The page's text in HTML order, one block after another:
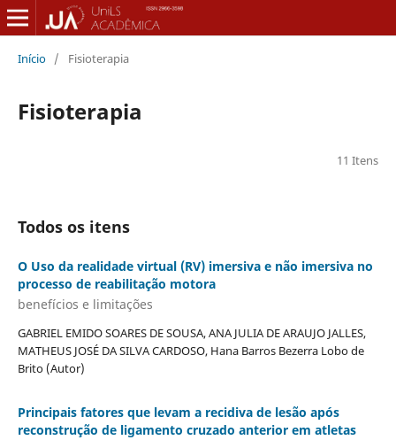
Início / Fisioterapia
Fisioterapia
11 Itens
Todos os itens
O Uso da realidade virtual (RV) imersiva e não imersiva no
processo de reabilitação motora
benefícios e limitações
GABRIEL EMIDO SOARES DE SOUSA, ANA JULIA DE ARAUJO JALLES,
MATHEUS JOSÉ DA SILVA CARDOSO, Hana Barros Bezerra Lobo de
Brito (Autor)
Principais fatores que levam a recidiva de lesão após
reconstrução de ligamento cruzado anterior em atletas